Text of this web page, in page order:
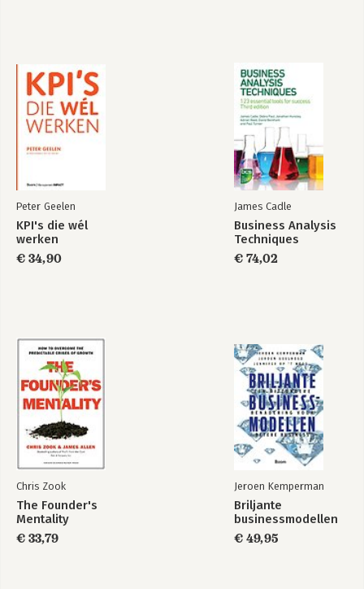
Peter Geelen
KPI's die wél
werken
€ 34,90
James Cadle
Business Analysis
Techniques
€ 74,02
Chris Zook
The Founder's
Mentality
€ 33,79
Jeroen Kemperman
Briljante
businessmodellen
€ 49,95